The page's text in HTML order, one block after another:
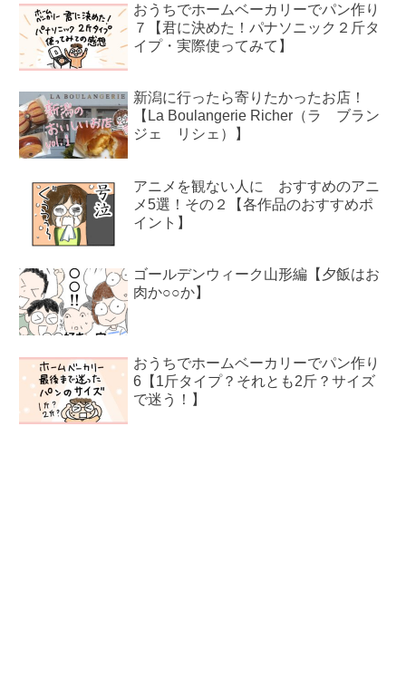
おうちでホームベーカリーでパン作り
７【君に決めた！パナソニック２斤タ
イプ・実際使ってみて】
新潟に行ったら寄りたかったお店！
【La Boulangerie Richer（ラ ブラン
ジェ リシェ）】
アニメを観ない人に おすすめのアニ
メ5選！その２【各作品のおすすめポ
イント】
ゴールデンウィーク山形編【夕飯はお
肉か○○か】
おうちでホームベーカリーでパン作り
6【1斤タイプ？それとも2斤？サイズ
で迷う！】